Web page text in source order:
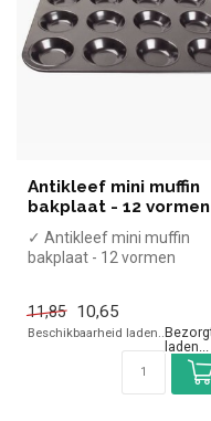
Antikleef mini muffin
bakplaat - 12 vormen
✓ Antikleef mini muffin
bakplaat - 12 vormen
11,85
10,65
Beschikbaarheid laden..